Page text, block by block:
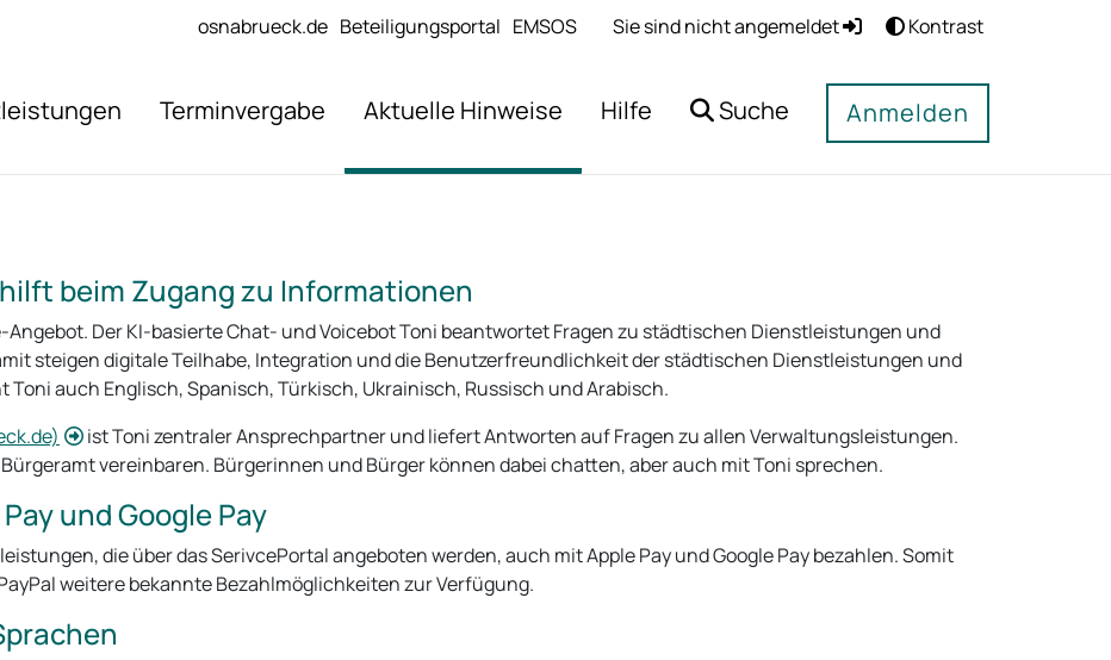
osnabrueck.de Beteiligungsportal EMSOS Sie sind nicht angemeldet Kontrast
Terminvergabe Aktuelle Hinweise Hilfe Suche Anmelden
beim Zugang zu Informationen
Der KI-basierte Chat- und Voicebot Toni beantwortet Fragen zu städtischen Dienstleistungen und
steigen digitale Teilhabe, Integration und die Benutzerfreundlichkeit der städtischen Dienstleistungen und
auch Englisch, Spanisch, Türkisch, Ukrainisch, Russisch und Arabisch.
ist Toni zentraler Ansprechpartner und liefert Antworten auf Fragen zu allen Verwaltungsleistungen.
vereinbaren. Bürgerinnen und Bürger können dabei chatten, aber auch mit Toni sprechen.
und Google Pay
die über das SerivcePortal angeboten werden, auch mit Apple Pay und Google Pay bezahlen. Somit
weitere bekannte Bezahlmöglichkeiten zur Verfügung.